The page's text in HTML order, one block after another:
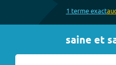
1 termeexact
saine et